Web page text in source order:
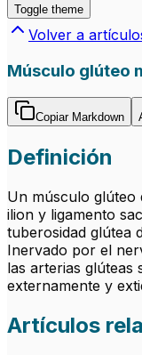
Toggle theme
Volver a
Músculo glúteo
Copiar Markdown
Definición
Un músculo glúteo
ilion y ligamento
tuberosidad glútea
Inervado por el
las arterias glúteas
externamente y
Artículos